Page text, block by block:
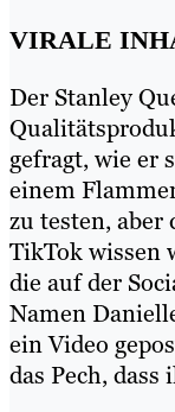
VIRALE
Der Stanley
gefragt, wie er
einem
zu testen, aber
TikTok wissen
die auf der
Namen
ein Video
das Pech,